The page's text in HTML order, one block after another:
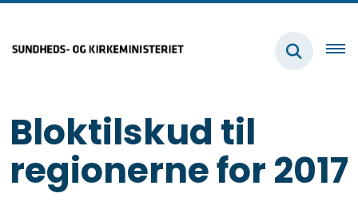
Bloktilskud til
regionerne for 2017